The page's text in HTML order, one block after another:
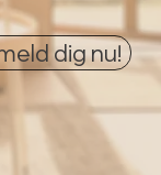
dig nu!